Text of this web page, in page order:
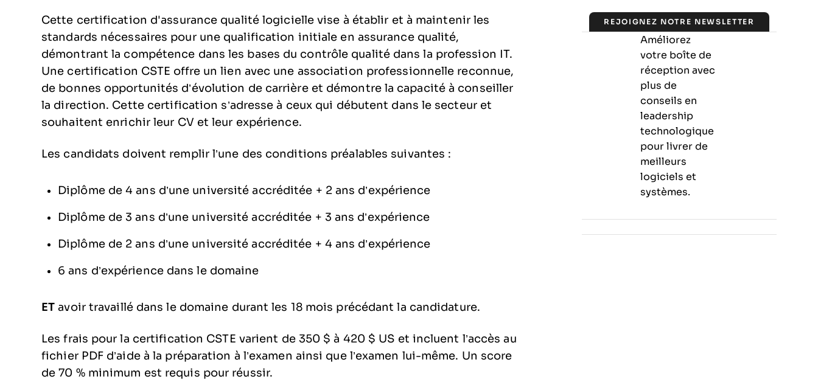
Cette certification d'assurance qualité logicielle vise à établir et à maintenir les
standards nécessaires pour une qualification initiale en assurance qualité,
démontrant la compétence dans les bases du contrôle qualité dans la profession IT.
Une certification CSTE offre un lien avec une association professionnelle reconnue,
de bonnes opportunités d’évolution de carrière et démontre la capacité à conseiller
la direction. Cette certification s’adresse à ceux qui débutent dans le secteur et
souhaitent enrichir leur CV et leur expérience.
Les candidats doivent remplir l’une des conditions préalables suivantes :
Diplôme de 4 ans d’une université accréditée + 2 ans d’expérience
Diplôme de 3 ans d’une université accréditée + 3 ans d’expérience
Diplôme de 2 ans d’une université accréditée + 4 ans d’expérience
6 ans d’expérience dans le domaine
ETavoir travaillé dans le domaine durant les 18 mois précédant la candidature.
Les frais pour la certification CSTE varient de 350 $ à 420 $ US et incluent l’accès au
fichier PDF d’aide à la préparation à l’examen ainsi que l’examen lui-même. Un score
de 70 % minimum est requis pour réussir.
REJOIGNEZ NOTRE NEWSLETTER
Améliorez
votre boîte de
réception avec
plus de
conseils en
leadership
technologique
pour livrer de
meilleurs
logiciels et
systèmes.